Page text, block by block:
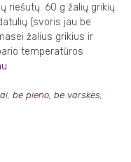
riešutų. 60 g žalių grikių.
(svoris jau be
žalius grikius ir
temperatūros
, be pieno, be varskes,